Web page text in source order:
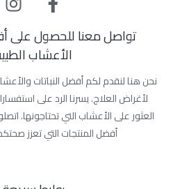
تواصل معنا للحصول على
الأعشاب
نحن هنا لنقدم لكم أفضل النباتات
لأغراض العلاج. يسرنا الرد على
العثور على الأعشاب التي تحتاجونها.
أفضل المنتجات التي تعزز